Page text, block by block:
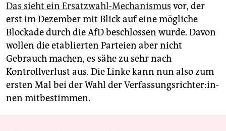
Das sieht ein Ersatzwahl-Mechanismus vor, der
erst im Dezember mit Blick auf eine mögliche
Blockade durch die AfD beschlossen wurde. Davon
wollen die etablierten Parteien aber nicht
Gebrauch machen, es sähe zu sehr nach
Kontrollverlust aus. Die Linke kann nun also zum
ersten Mal bei der Wahl der Ver­fas­sungs­rich­te­r:in­
nen mitbestimmen.